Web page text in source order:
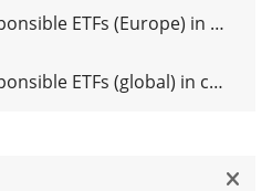
Socially responsible ETFs (Europe) in comparison
Socially responsible ETFs (global) in comparison